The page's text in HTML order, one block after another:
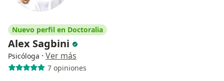
Nuevo perfil en Doctoralia
Alex Sagbini
Psicóloga · Ver más
7 opiniones